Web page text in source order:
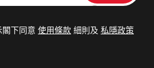
閣下同意 使用條款 細則及 私隱政策